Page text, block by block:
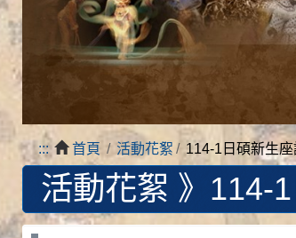
::: 首頁 活動花絮 114-1日碩新生
活動花絮 》 114-